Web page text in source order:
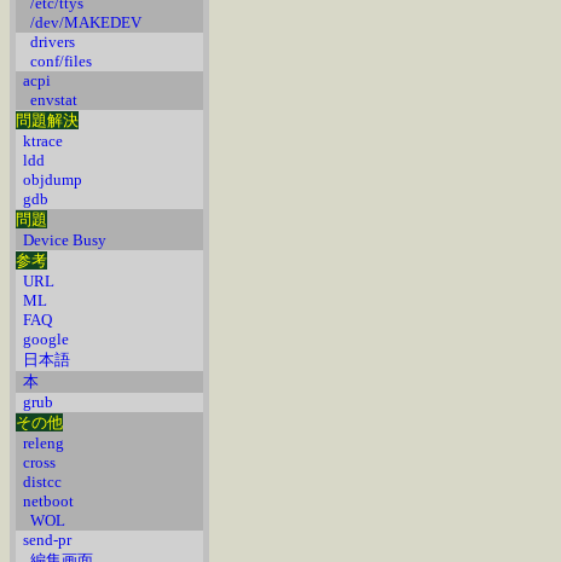
/dev/MAKEDEV
drivers
conf/files
acpi
envstat
問題解決
ktrace
ldd
objdump
gdb
問題
Device Busy
参考
URL
ML
FAQ
google
日本語
本
grub
その他
releng
cross
distcc
netboot
WOL
send-pr